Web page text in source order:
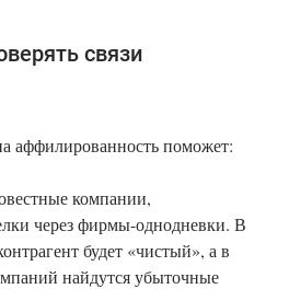
связи
аффилированность поможет:
компании,
через фирмы-однодневки. В
будет «чистый», а в
найдутся убыточные